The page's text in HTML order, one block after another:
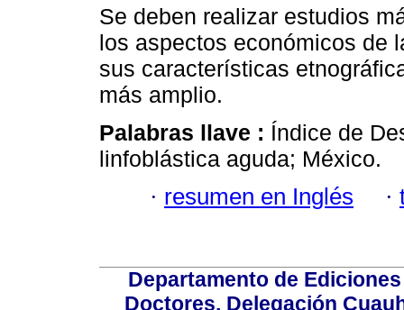
Se deben realizar estudios
los aspectos económicos de
sus características
más amplio.
Palabras llave : Índice de
linfoblástica aguda; México.
· resumen en Inglés ·
Departamento de
Doctores, Delegación